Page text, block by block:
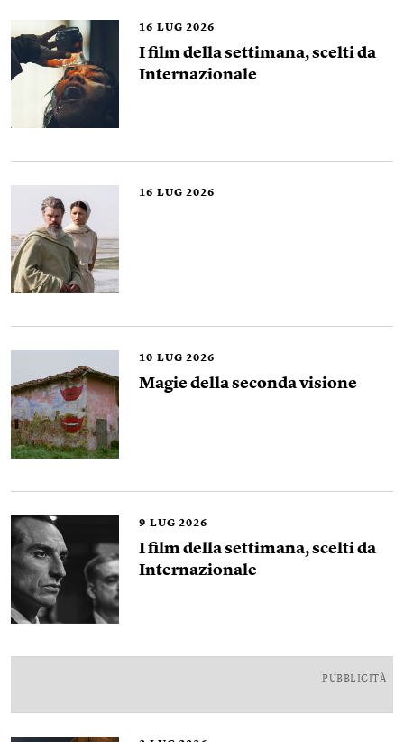
16 LUG 2026
I film della settimana, scelti da
Internazionale
16 LUG 2026
10 LUG 2026
Magie della seconda visione
9 LUG 2026
I film della settimana, scelti da
Internazionale
PUBBLICITÀ